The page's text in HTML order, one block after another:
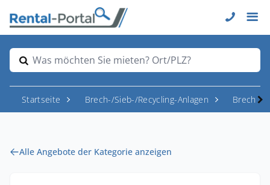
Was möchten Sie mieten? Ort/PLZ?
Startseite Brech-/Sieb-/Recycling-Anlagen Brecher
Alle Angebote der Kategorie anzeigen